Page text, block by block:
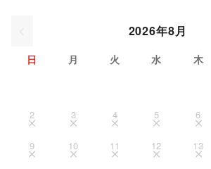
2026年8月
日 月 火 水 木
2 3 4 5 6
9 10 11 12 13